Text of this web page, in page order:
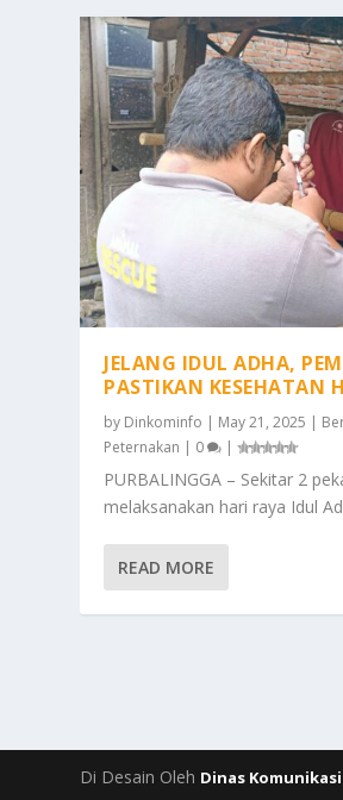
JELANG IDUL ADHA,
PASTIKAN KESEHATAN
by Dinkominfo | May 21, 2025 |
Peternakan | 0 |
PURBALINGGA – Sekitar 2
melaksanakan hari raya Idul
READ MORE
Di Desain Oleh Dinas